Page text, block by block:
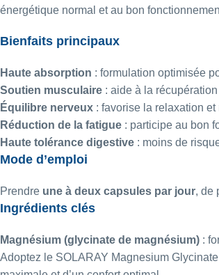
énergétique normal et au bon
Bienfaits principaux
Haute absorption : formulation optimisée
Soutien musculaire : aide à la
Équilibre nerveux : favorise la relaxation
Réduction de la fatigue : participe au bon
Haute tolérance digestive : moins de
Mode d’emploi
Prendre une à deux capsules par jour, de
Ingrédients clés
Magnésium (glycinate de magnésium) :
Adoptez le SOLARAY Magnesium